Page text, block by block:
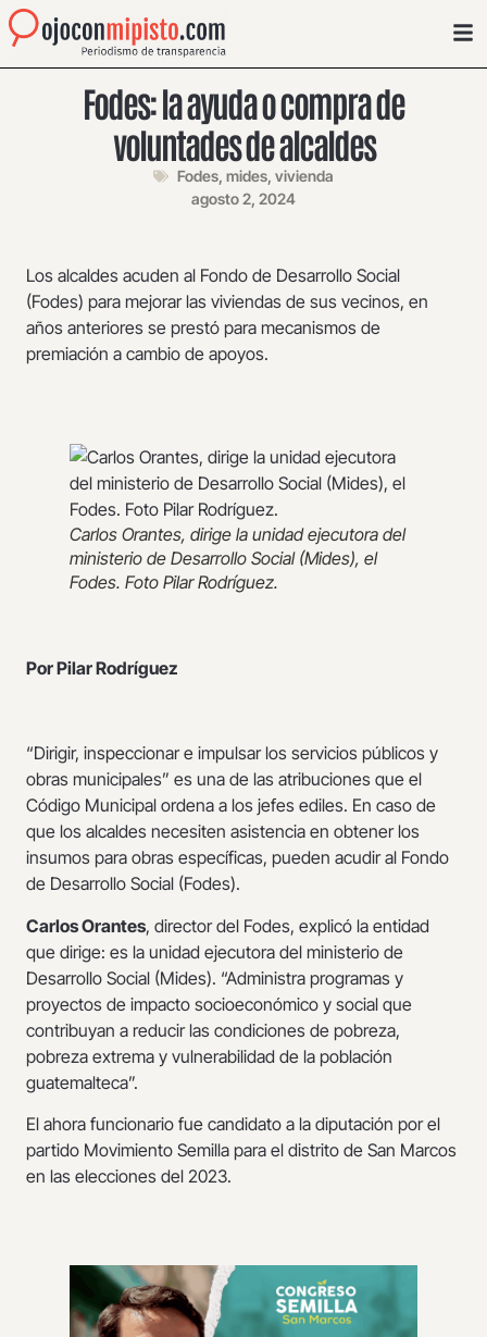
Fodes: la ayuda o compra de
voluntades de alcaldes
Fodes, mides, vivienda
agosto 2, 2024
Los alcaldes acuden al Fondo de Desarrollo Social
(Fodes) para mejorar las viviendas de sus vecinos, en
años anteriores se prestó para mecanismos de
premiación a cambio de apoyos.
Carlos Orantes, dirige la unidad ejecutora del
ministerio de Desarrollo Social (Mides), el
Fodes. Foto Pilar Rodríguez.
Por Pilar Rodríguez
“Dirigir, inspeccionar e impulsar los servicios públicos y
obras municipales” es una de las atribuciones que el
Código Municipal ordena a los jefes ediles. En caso de
que los alcaldes necesiten asistencia en obtener los
insumos para obras específicas, pueden acudir al Fondo
de Desarrollo Social (Fodes).
Carlos Orantes, director del Fodes, explicó la entidad
que dirige: es la unidad ejecutora del ministerio de
Desarrollo Social (Mides). “Administra programas y
proyectos de impacto socioeconómico y social que
contribuyan a reducir las condiciones de pobreza,
pobreza extrema y vulnerabilidad de la población
guatemalteca”.
El ahora funcionario fue candidato a la diputación por el
partido Movimiento Semilla para el distrito de San Marcos
en las elecciones del 2023.